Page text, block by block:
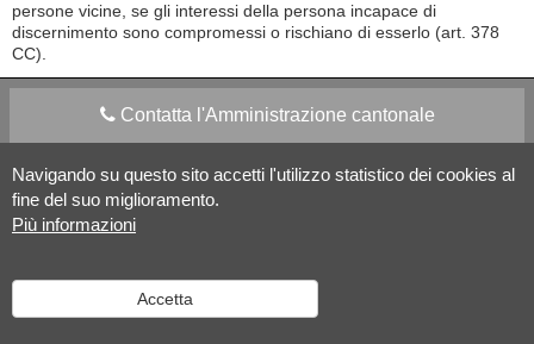
Navigando su questo sito accetti l'utilizzo statistico dei cookies al
fine del suo miglioramento.
Più informazioni
Accetta
persone vicine, se gli interessi della persona incapace di
discernimento sono compromessi o rischiano di esserlo (art. 378
CC).
Contatta l'Amministrazione cantonale
Apps Mobile Social media
Versione desktop